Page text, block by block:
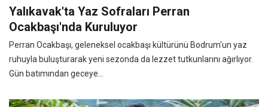
Yalıkavak'ta Yaz Sofraları Perran
Ocakbaşı'nda Kuruluyor
Perran Ocakbaşı, geleneksel ocakbaşı kültürünü Bodrum'un yaz
ruhuyla buluşturarak yeni sezonda da lezzet tutkunlarını ağırlıyor.
Gün batımından geceye...